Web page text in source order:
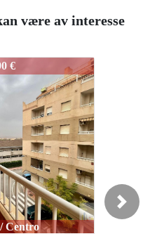
være av interesse
259.000 €
/ Centro
Next